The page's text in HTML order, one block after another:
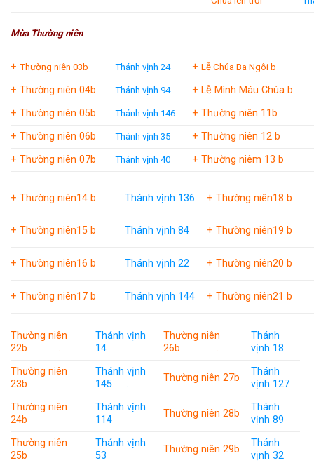
Mùa Thường niên
+ Thường niên 03b Thánh vịnh 24 +Lễ Chúa Ba Ngôi b
+ Thường niên 04b Thánh vịnh 94
+ Lễ Mình Máu Chúa b
+ Thường niên 05b
Thánh vịnh 146
+ Thường niên 11b
+ Thường niên 06b
Thánh vịnh 35
+ Thường niên 12 b
+ Thường niên 07b
Thánh vịnh 40 + Thường niêm 13 b
+ Thường niên14 b Thánh vịnh 136 + Thường niên18 b
+ Thường niên15 b Thánh vịnh 84 + Thường niên19 b
+ Thường niên16 b Thánh vịnh 22 + Thường niên20 b
+ Thường niên17 b Thánh vịnh 144 + Thường niên21 b
Thường niên
22b .
Thánh vịnh
14
Thường niên
26b .
Thánh
vịnh 18
Thường niên
23b
Thánh vịnh
145 .
Thường niên 27b
Thánh
vịnh 127
Thường niên
24b
Thánh vịnh
114
Thường niên 28b
Thánh
vịnh 89
Thường niên
25b
Thánh vịnh
53
Thường niên 29b
Thánh
vịnh 32